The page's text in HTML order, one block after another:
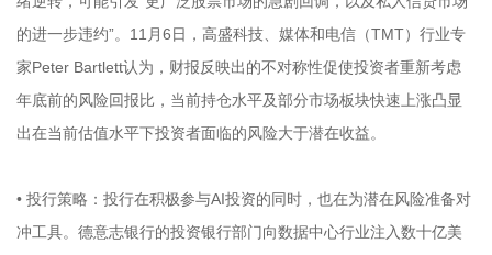
的进一步违约”。11月6日，高盛科技、媒体和电信（TMT）行业专
家Peter Bartlett认为，财报反映出的不对称性促使投资者重新考虑
年底前的风险回报比，当前持仓水平及部分市场板块快速上涨凸显
出在当前估值水平下投资者面临的风险大于潜在收益。
• 投行策略：投行在积极参与AI投资的同时，也在为潜在风险准备对
冲工具。德意志银行的投资银行部门向数据中心行业注入数十亿美